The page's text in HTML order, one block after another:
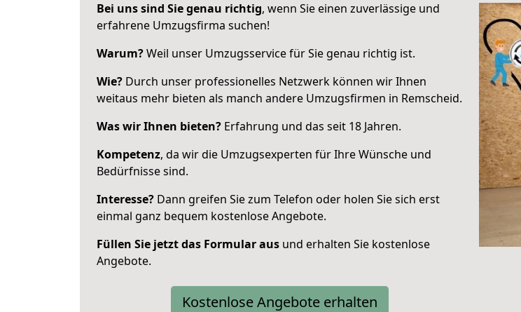
Bei uns sind Sie genau richtig, wenn Sie einen zuverlässige und
erfahrene Umzugsfirma suchen!
Warum?Weil unser Umzugsservice für Sie genau richtig ist.
Wie? Durch unser professionelles Netzwerk können wir Ihnen
weitaus mehr bieten als manch andere Umzugsfirmen in Remscheid.
Was wir Ihnen bieten? Erfahrung und das seit 18 Jahren.
Kompetenz, da wir die Umzugsexperten für Ihre Wünsche und
Bedürfnisse sind.
Interesse? Dann greifen Sie zum Telefon oder holen Sie sich erst
einmal ganz bequem kostenlose Angebote.
Füllen Sie jetzt das Formular aus und erhalten Sie kostenlose
Angebote.
Kostenlose Angebote erhalten